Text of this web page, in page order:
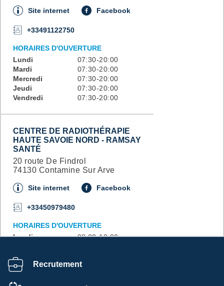
Site internet Facebook
+33491122750
HORAIRES D'OUVERTURE
Lundi
07:30-20:00
Mardi
07:30-20:00
Mercredi
07:30-20:00
Jeudi
07:30-20:00
Vendredi
07:30-20:00
CENTRE DE RADIOTHÉRAPIE
HAUTE SAVOIE NORD - RAMSAY
SANTÉ
20 route De Findrol
74130 Contamine Sur Arve
Site internet Facebook
+33450979480
HORAIRES D'OUVERTURE
Lundi
08:00-18:00
Mercredi
Jeudi
08:00-18:00
Recrutement